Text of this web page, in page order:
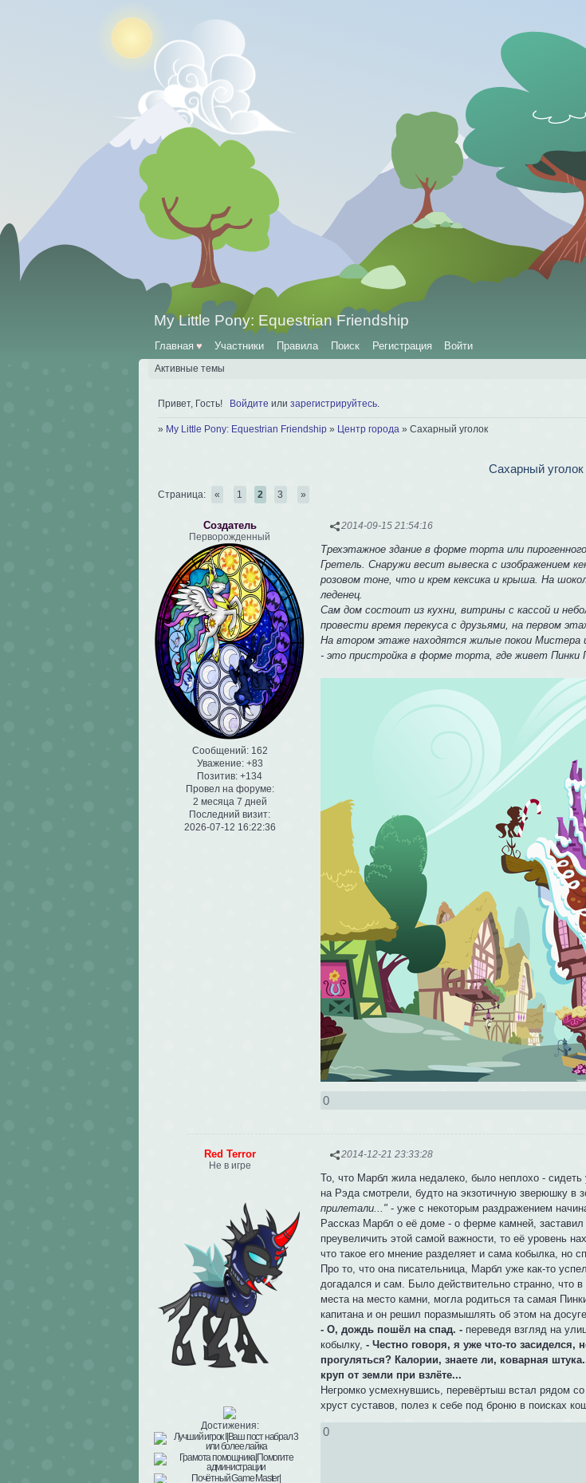
My Little Pony: Equestrian Friendship
Главная ♥ Участники Правила Поиск Регистрация Войти
Активные темы
Привет, Гость! Войдите или зарегистрируйтесь
» My Little Pony: Equestrian Friendship » Центр города » Сахарный уголок
Сахарный уголок
Страница: « 1 2 3 »
2014-09-15 21:54:16
Создатель
Перворожденный
Сообщений:162
Уважение: +83
Позитив: +134
Провел на форуме:
2 месяца 7 дней
Последний визит:
2026-07-12 16:22:36
Трехэтажное здание в форме торта или
Гретель. Снаружи весит вывеска с изображением
розовом тоне, что и крем кексика и крыша. На
леденец.
Сам дом состоит из кухни, витрины с кассой и
провести время перекуса с друзьями, на первом
На втором этаже находятся жилые покои
- это пристройка в форме торта, где живет Пинки
0
2014-12-21 23:33:28
Red Terror
Не в игре
Достижения:
То, что Марбл жила недалеко, было неплохо -
на Рэда смотрели, будто на экзотичную зверюшку в
прилетали..." - уже с некоторым раздражением
Рассказ Марбл о её доме - о ферме камней,
преувеличить этой самой важности, то её уровень
что такое его мнение разделяет и сама кобылка, но
Про то, что она писательница, Марбл уже как-то
догадался и сам. Было действительно странно, что
места на место камни, могла родиться та самая
капитана и он решил поразмышлять об этом на досуге.
- О, дождь пошёл на спад. - переведя взгляд на
кобылку,- Честно говоря, я уже что-то
прогуляться? Калории, знаете ли, коварная
круп от земли при взлёте...
Негромко усмехнувшись, перевёртыш встал рядом
хруст суставов, полез к себе под броню в поисках
0